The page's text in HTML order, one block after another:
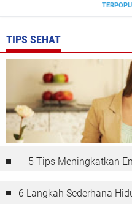
TIPS SEHAT
5 Tips Meningkatkan
6 Langkah Sederhana